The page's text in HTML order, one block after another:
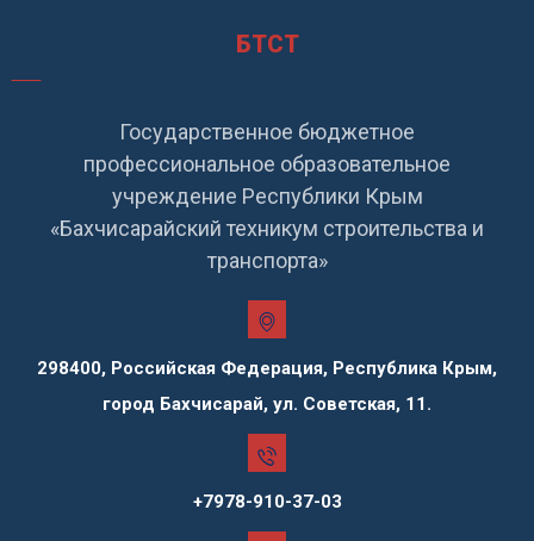
БТСТ
Государственное бюджетное
профессиональное образовательное
учреждение Республики Крым
«Бахчисарайский техникум строительства и
транспорта»
298400, Российская Федерация, Республика Крым,
город Бахчисарай, ул. Советская, 11.
+7978-910-37-03